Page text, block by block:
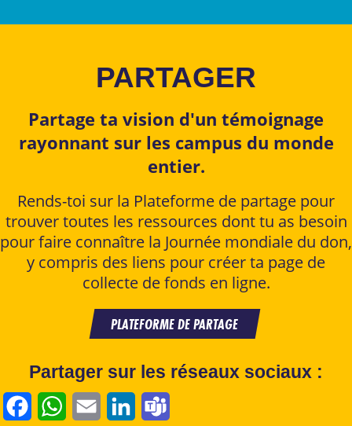
PARTAGER
Partage ta vision d'un témoignage
rayonnant sur les campus du monde
entier.
Rends-toi sur la Plateforme de partage pour
trouver toutes les ressources dont tu as besoin
pour faire connaître la Journée mondiale du don,
y compris des liens pour créer ta page de
collecte de fonds en ligne.
PLATEFORME DE PARTAGE
Partager sur les réseaux sociaux :
W